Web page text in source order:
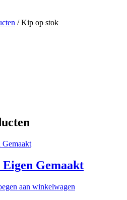
/ Kip op stok
Gemaakt
aan winkelwagen